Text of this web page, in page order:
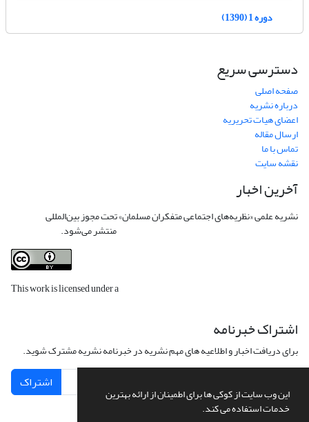
این وب سایت از کوکی ها برای اطمینان از ارائه بهترین
خدمات استفاده می کند.
دوره 1 (1390)
دسترسی سریع
صفحه اصلی
درباره نشریه
اعضای هیات تحریریه
ارسال مقاله
تماس با ما
نقشه سایت
آخرین اخبار
نشریه علمی «نظریه‌های اجتماعی متفکران مسلمان» تحت مجوز بین‌المللی
منتشر می‌شود.
This work is licensed under a
اشتراک خبرنامه
برای دریافت اخبار و اطلاعیه های مهم نشریه در خبرنامه نشریه مشترک شوید.
اشتراک